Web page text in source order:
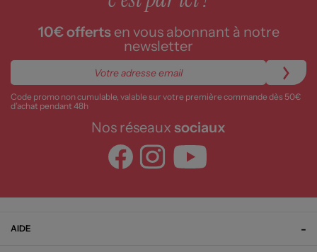
10€ offertsen vous abonnant à notre
newsletter
Code promo non cumulable, valable sur votre première commande dès 50€
d’achat pendant 48h
Nos réseaux sociaux
AIDE